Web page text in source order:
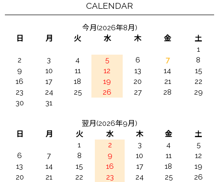
CALENDAR
今月(2026年8月)
日
月 火 水 木 金
土
1
2
3 4 5 6 7
8
9
10 11 12 13 14
15
16
17 18 19 20 21
22
23
24 25 26 27 28
29
30
31
翌月(2026年9月)
日
月 火 水 木 金
土
1
2 3 4
5
6
7 8 9 10 11
12
13
14 15 16 17 18
19
20
21 22 23 24 25
26